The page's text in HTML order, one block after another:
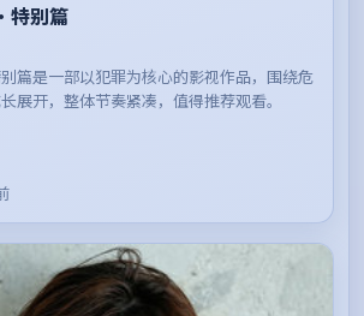
特别篇
篇是一部以犯罪为核心的影视作品，围绕危
展开，整体节奏紧凑，值得推荐观看。